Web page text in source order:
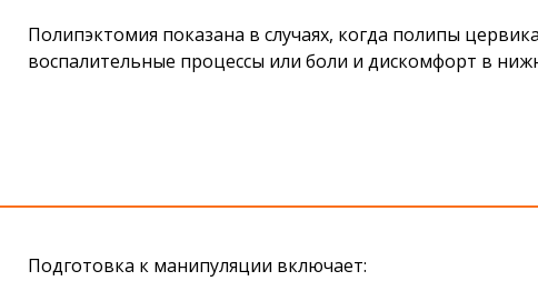
Полипэктомия показана в случаях, когда полипы
воспалительные процессы или боли и дискомфорт в
Подготовка к манипуляции включает: